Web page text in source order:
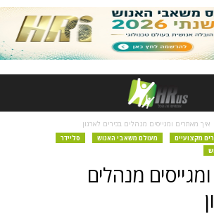
איך מאתרים ומגייסים מנהלים בכירים לארגון
מקצועיים מעולם משאבי האנוש
סליידר
מנהלים